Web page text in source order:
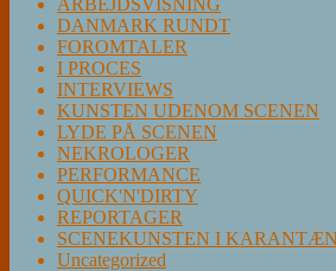
DANMARK RUNDT
FOROMTALER
I PROCES
INTERVIEWS
KUNSTEN UDENOM SCENEN
LYDE PÅ SCENEN
NEKROLOGER
PERFORMANCE
QUICK'N'DIRTY
REPORTAGER
SCENEKUNSTEN I
Uncategorized